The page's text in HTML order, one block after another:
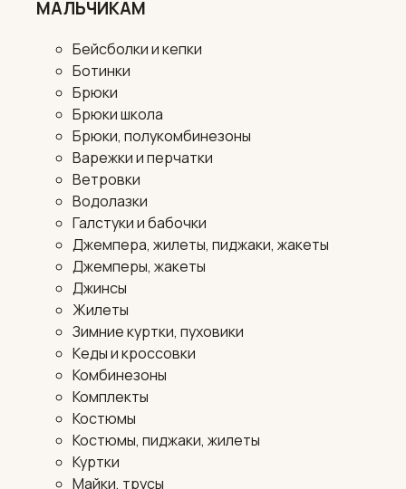
МАЛЬЧИКАМ
Бейсболки и кепки
Ботинки
Брюки
Брюки школа
Брюки, полукомбинезоны
Варежки и перчатки
Ветровки
Водолазки
Галстуки и бабочки
Джемпера, жилеты, пиджаки, жакеты
Джемперы, жакеты
Джинсы
Жилеты
Зимние куртки, пуховики
Кеды и кроссовки
Комбинезоны
Комплекты
Костюмы
Костюмы, пиджаки, жилеты
Куртки
Майки, трусы